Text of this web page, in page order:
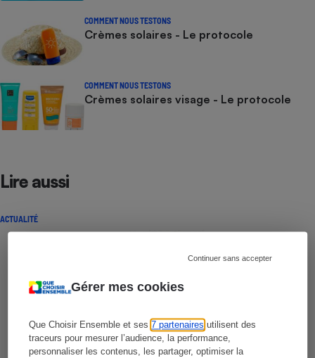
Gérer mes cookies
Que Choisir Ensemble et ses7 partenaires utilisent des
traceurs pour mesurer l’audience, la performance,
personnaliser les contenus, les partager, optimiser la
Continuer sans accepter
COMMENT NOUS TESTONS
Crèmes solaires - Le protocole
COMMENT NOUS TESTONS
Crèmes solaires visage - Le protocole
Lire aussi
ACTUALITÉ